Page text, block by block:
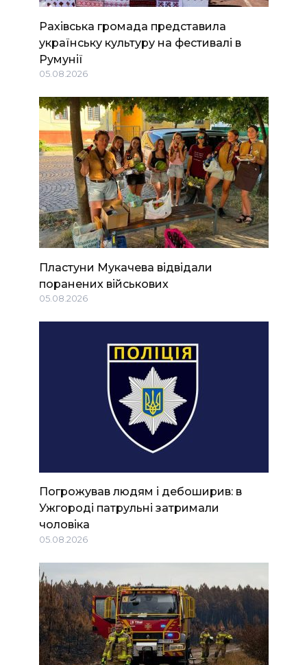
Рахівська громада представила
українську культуру на фестивалі в
Румунії
05.08.2026
Пластуни Мукачева відвідали
поранених військових
05.08.2026
Погрожував людям і дебоширив: в
Ужгороді патрульні затримали
чоловіка
05.08.2026